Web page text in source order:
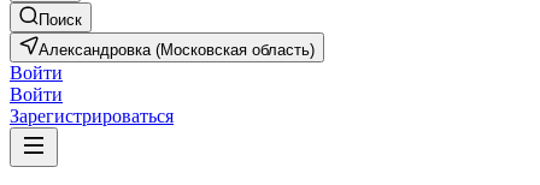
Поиск
Александровка (Московская область)
Войти
Войти
Зарегистрироваться